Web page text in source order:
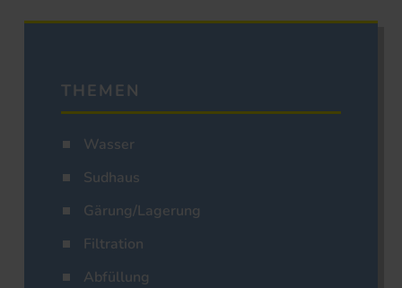
THEMEN
Wasser
Sudhaus
Gärung/Lagerung
Filtration
Abfüllung